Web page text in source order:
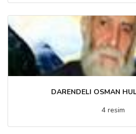
DARENDELI OSMAN
4 resim